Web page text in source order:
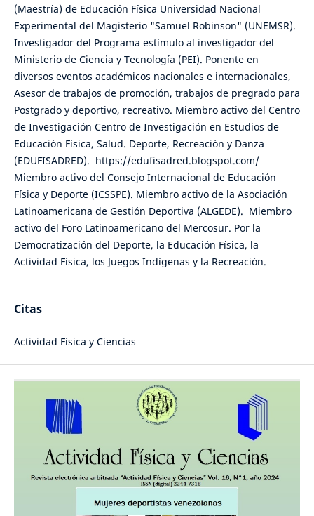
(Maestría) de Educación Física Universidad Nacional
Experimental del Magisterio "Samuel Robinson" (UNEMSR).
Investigador del Programa estímulo al investigador del
Ministerio de Ciencia y Tecnología (PEI). Ponente en
diversos eventos académicos nacionales e internacionales,
Asesor de trabajos de promoción, trabajos de pregrado para
Postgrado y deportivo, recreativo. Miembro activo del Centro
de Investigación Centro de Investigación en Estudios de
Educación Física, Salud. Deporte, Recreación y Danza
(EDUFISADRED). https://edufisadred.blogspot.com/
Miembro activo del Consejo Internacional de Educación
Física y Deporte (ICSSPE). Miembro activo de la Asociación
Latinoamericana de Gestión Deportiva (ALGEDE). Miembro
activo del Foro Latinoamericano del Mercosur. Por la
Democratización del Deporte, la Educación Física, la
Actividad Física, los Juegos Indígenas y la Recreación.
Citas
Actividad Física y Ciencias